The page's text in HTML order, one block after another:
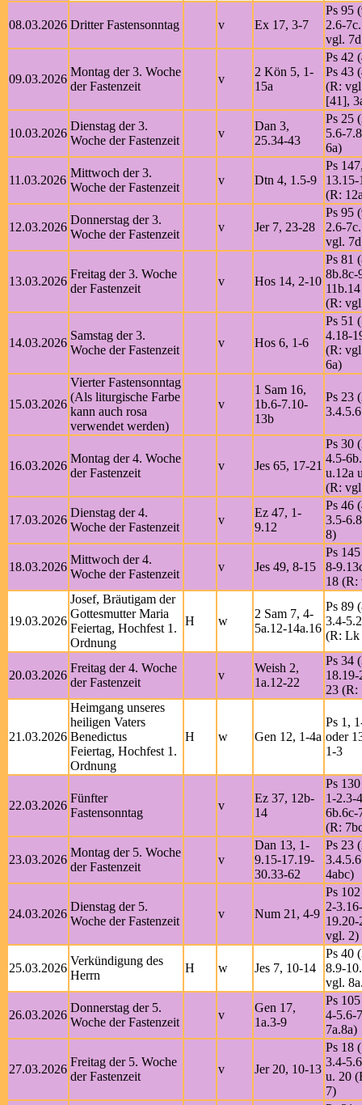
08.03.2026 Dritter Fastensonntag v Ex 17, 3-7
Ps 95
2.6-
vgl.
09.03.2026
Montag der 3. Woche
der Fastenzeit
v
2 Kön 5, 1-
15a
Ps 42
Ps 43
(R:
[41],
10.03.2026
Dienstag der 3.
Woche der Fastenzeit
v
Dan 3,
25.34-43
Ps 25
5.6-
6a)
11.03.2026
Mittwoch der 3.
Woche der Fastenzeit
v Dtn 4, 1.5-9
Ps
13.15-
(R:
12.03.2026
Donnerstag der 3.
Woche der Fastenzeit
v Jer 7, 23-28
Ps 95
2.6-
vgl.
13.03.2026
Freitag der 3. Woche
der Fastenzeit
v Hos 14, 2-10
Ps 81
8b.8c-
(R:
14.03.2026
Samstag der 3.
Woche der Fastenzeit
v Hos 6, 1-6
Ps 51
4.18-
(R:
6a)
15.03.2026
Vierter Fastensonntag
(Als liturgische Farbe
kann auch rosa
verwendet werden)
v
1 Sam 16,
1b.6-7.10-
13b
Ps 23
16.03.2026
Montag der 4. Woche
der Fastenzeit
v Jes 65, 17-21
Ps 30
4.5-
u.12a
(R:
17.03.2026
Dienstag der 4.
Woche der Fastenzeit
v
Ez 47, 1-
9.12
Ps 46
3.5-
8)
18.03.2026
Mittwoch der 4.
Woche der Fastenzeit
v Jes 49, 8-15
Ps
8-
18 (R:
19.03.2026
Josef, Bräutigam der
Gottesmutter Maria
Feiertag, Hochfest 1.
Ordnung
H w
2 Sam 7, 4-
5a.12-14a.16
Ps 89
3.4-
(R: Lk
20.03.2026
Freitag der 4. Woche
der Fastenzeit
v
Weish 2,
1a.12-22
Ps 34
18.19-
23 (R:
21.03.2026
Heimgang unseres
heiligen Vaters
Benedictus
Feiertag, Hochfest 1.
Ordnung
H w Gen 12, 1-4a
Ps 1,
oder
1-3
22.03.2026
Fünfter
Fastensonntag
v
Ez 37, 12b-
14
Ps
1-2.3-
6b.6c-
(R:
23.03.2026
Montag der 5. Woche
der Fastenzeit
v
Dan 13, 1-
9.15-17.19-
30.33-62
Ps 23
4abc)
24.03.2026
Dienstag der 5.
Woche der Fastenzeit
v Num 21, 4-9
Ps
2-
vgl. 2)
25.03.2026
Verkündigung des
Herrn
H w Jes 7, 10-14
Ps 40
8.9-
vgl.
26.03.2026
Donnerstag der 5.
Woche der Fastenzeit
v
Gen 17,
1a.3-9
Ps
4-5.6-
7a.8a)
27.03.2026
Freitag der 5. Woche
der Fastenzeit
v Jer 20, 10-13
Ps 18
3.4-
u. 20
7)